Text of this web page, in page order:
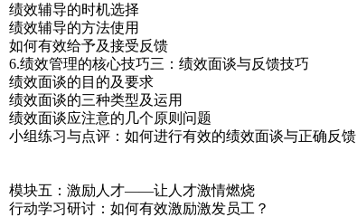
绩效辅导的时机选择
绩效辅导的方法使用
如何有效给予及接受反馈
6.绩效管理的核心技巧三：绩效面谈与反馈技巧
绩效面谈的目的及要求
绩效面谈的三种类型及运用
绩效面谈应注意的几个原则问题
小组练习与点评：如何进行有效的绩效面谈与正确反馈
模块五：激励人才——让人才激情燃烧
行动学习研讨：如何有效激励激发员工？